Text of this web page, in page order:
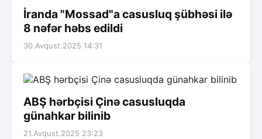
İranda "Mossad"a casusluq şübhəsi ilə
8 nəfər həbs edildi
30.Avqust.2025 14:31
ABŞ hərbçisi Çinə casusluqda
günahkar bilinib
21.Avqust.2025 23:23